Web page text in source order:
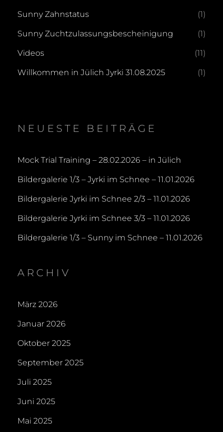
Sunny Zahnstatus (1)
Sunny Zuchtzulassungsbescheinigung (1)
Videos (11)
Willkommen in Jülich Jyrki 31.08.2025 (1)
NEUESTE BEITRÄGE
Mock Trial Training – 28.02.2026 – in Jülich
Bildergalerie 1/3 – Jyrki im Schnee – 11.01.2026
Bildergalerie Jyrki im Schnee 2/3 – 11.01.2026
Bildergalerie Jyrki im Schnee 3/3 – 11.01.2026
Bildergalerie 1/3 – Sunny im Schnee – 11.01.2026
ARCHIV
März 2026
Januar 2026
Oktober 2025
September 2025
Juli 2025
Juni 2025
Mai 2025